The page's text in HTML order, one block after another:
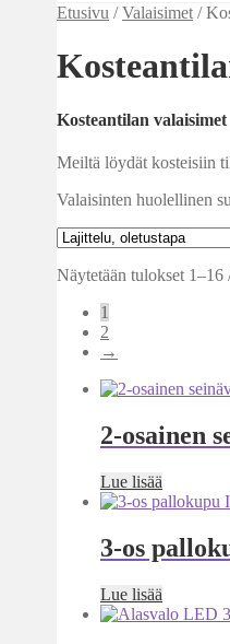
Etusivu /Valaisimet /
Kosteantilan valaisimet
Meiltä löydät kosteisiin
Valaisinten huolellinen
Näytetään tulokset 1–16
1
2
→
2-osainen
Lue lisää
3-os
Lue lisää